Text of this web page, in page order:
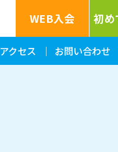
WEB入会 初
アクセス お問い合わせ